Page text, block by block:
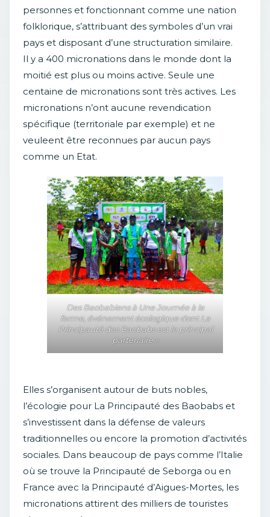
personnes et fonctionnant comme une nation
folklorique, s’attribuant des symboles d’un vrai
pays et disposant d’une structuration similaire.
Il y a 400 micronations dans le monde dont la
moitié est plus ou moins active. Seule une
centaine de micronations sont très actives. Les
micronations n’ont aucune revendication
spécifique (territoriale par exemple) et ne
veuleent être reconnues par aucun pays
comme un Etat.
Des Baobabiens à Une Journée à la
ferme, événement écologique dont La
Principauté des Baobabs est le principal
partenaire »
Elles s’organisent autour de buts nobles,
l’écologie pour La Principauté des Baobabs et
s’investissent dans la défense de valeurs
traditionnelles ou encore la promotion d’activités
sociales. Dans beaucoup de pays comme l’Italie
où se trouve la Principauté de Seborga ou en
France avec la Principauté d’Aigues-Mortes, les
micronations attirent des milliers de touristes